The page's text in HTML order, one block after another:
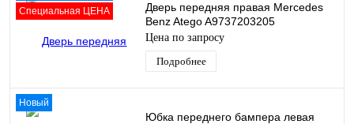
Специальная ЦЕНА
Дверь передняя правая Mercedes
Benz Atego A9737203205
Цена по запросу
Подробнее
Новый
Юбка переднего бампера левая